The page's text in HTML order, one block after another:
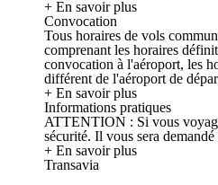
+ En savoir plus
Convocation
Tous horaires de vols
comprenant les horaires
convocation à l'aéroport, les
différent de l'aéroport de
+ En savoir plus
Informations pratiques
ATTENTION : Si vous
sécurité. Il vous sera
+ En savoir plus
Transavia